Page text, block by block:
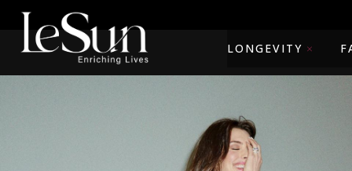
LONGEVITY